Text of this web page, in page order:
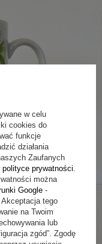
w celu
cookies do
funkcje
działania
Zaufanych
polityce prywatności
można
Google -
. Akceptacja tego
na Twoim
lub
zgód”. Zgodę